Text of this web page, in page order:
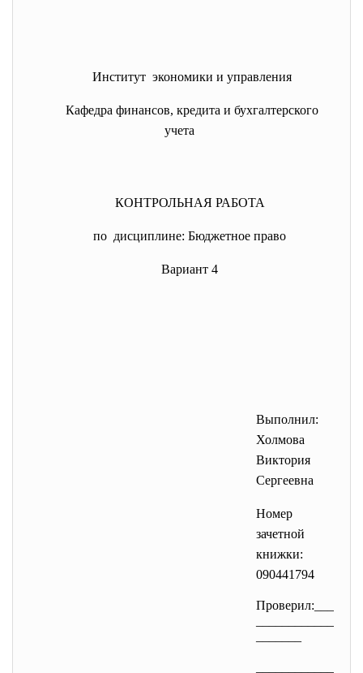
Институт экономики и управления
Кафедра финансов, кредита и бухгалтерского
учета
КОНТРОЛЬНАЯ РАБОТА
по дисциплине: Бюджетное право
Вариант 4
Выполнил:
Холмова
Виктория
Сергеевна
Номер
зачетной
книжки:
090441794
Проверил:___